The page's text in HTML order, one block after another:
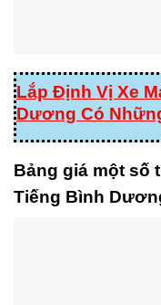
Lắp Định Vị Xe
Dương Có
Bảng giá một số
Tiếng Bình